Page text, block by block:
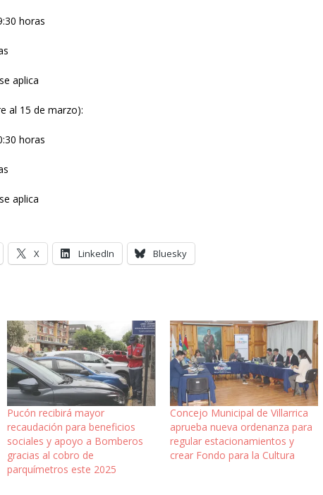
horas
aplica
al 15 de marzo):
horas
aplica
X LinkedIn Bluesky
Pucón recibirá mayor
recaudación para beneficios
sociales y apoyo a Bomberos
gracias al cobro de
parquímetros este 2025
Concejo Municipal de Villarrica
aprueba nueva ordenanza para
regular estacionamientos y
crear Fondo para la Cultura